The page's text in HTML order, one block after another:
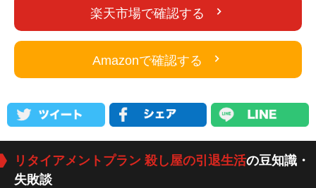
楽天市場で確認する
Amazonで確認する
リタイアメントプラン 殺し屋の引退生活の豆知識・
失敗談